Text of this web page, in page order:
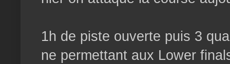
1h de piste ouverte puis 3
ne permettant aux Lower